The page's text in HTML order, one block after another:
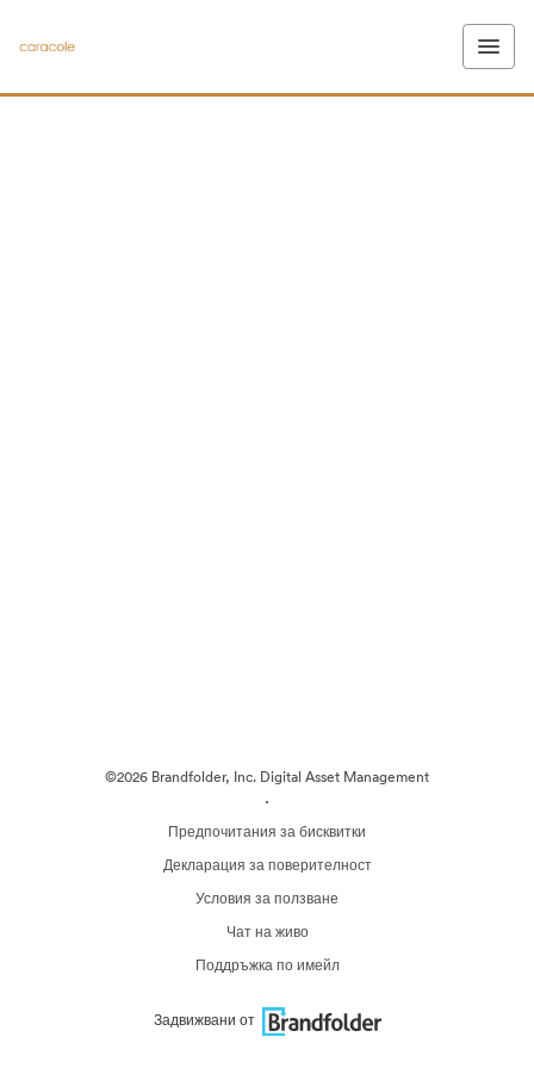
©2026 Brandfolder, Inc. Digital Asset Management
·
Предпочитания за бисквитки
Декларация за поверителност
Условия за ползване
Чат на живо
Поддръжка по имейл
Задвижвани от